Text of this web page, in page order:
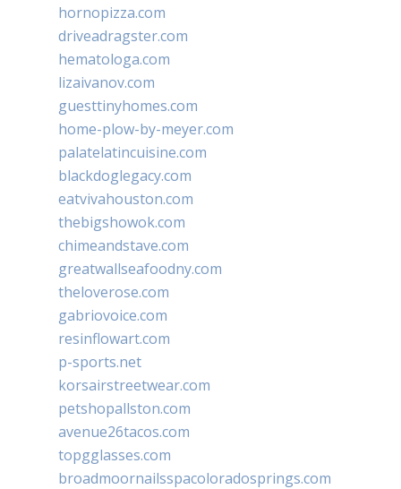
hornopizza.com
driveadragster.com
hematologa.com
lizaivanov.com
guesttinyhomes.com
home-plow-by-meyer.com
palatelatincuisine.com
blackdoglegacy.com
eatvivahouston.com
thebigshowok.com
chimeandstave.com
greatwallseafoodny.com
theloverose.com
gabriovoice.com
resinflowart.com
p-sports.net
korsairstreetwear.com
petshopallston.com
avenue26tacos.com
topgglasses.com
broadmoornailsspacoloradosprings.com